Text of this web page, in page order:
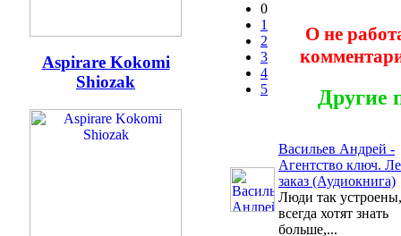
Aspirare Kokomi
Shiozak
0
1
2
3
4
5
О не
Другие
Васильев Андрей -
Агентство ключ.
заказ (Аудиокнига)
Люди так
всегда хотят знать
больше,...